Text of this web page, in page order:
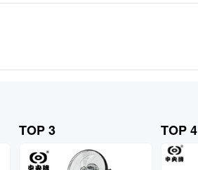
TOP 3 TOP 4